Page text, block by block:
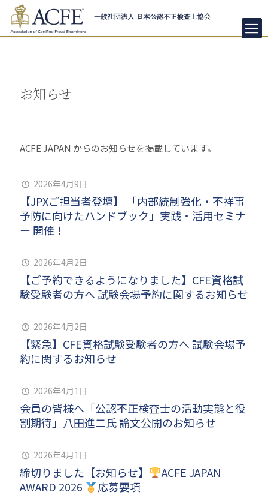
お知らせ
ACFE JAPAN からのお知らせを掲載しています。
2026年4月9日
【JPXご担当者登壇】 「内部統制強化・不祥事
予防に向けたハンドブック」実践・活用セミナ
ー 開催！
2026年4月2日
【ご予約できるようになりました】CFE資格試
験受験者の方へ 試験会場予約に関するお知らせ
2026年4月2日
【緊急】CFE資格試験受験者の方へ 試験会場予
約に関するお知らせ
2026年4月1日
会員の皆様へ「公認不正検査士の活動実態と役
割期待」八田進二氏 論文公開のお知らせ
2026年4月1日
締切りました【お知らせ】
ACFE JAPAN
AWARD 2026
応募要項